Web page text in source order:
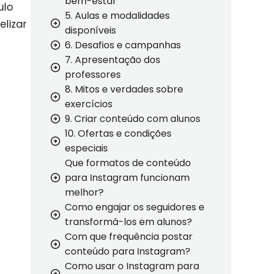
5. Aulas e modalidades
disponíveis
6. Desafios e campanhas
7. Apresentação dos
professores
8. Mitos e verdades sobre
exercícios
9. Criar conteúdo com alunos
10. Ofertas e condições
especiais
Que formatos de conteúdo
para Instagram funcionam
melhor?
Como engajar os seguidores e
transformá-los em alunos?
Com que frequência postar
conteúdo para Instagram?
Como usar o Instagram para